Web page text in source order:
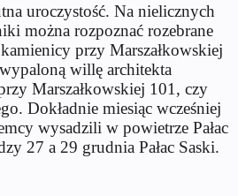
uroczystość. Na nielicznych
można rozpoznać rozebrane
przy Marszałkowskiej
willę architekta
Marszałkowskiej 101, czy
Dokładnie miesiąc wcześniej
wysadzili w powietrze Pałac
27 a 29 grudnia Pałac Saski.